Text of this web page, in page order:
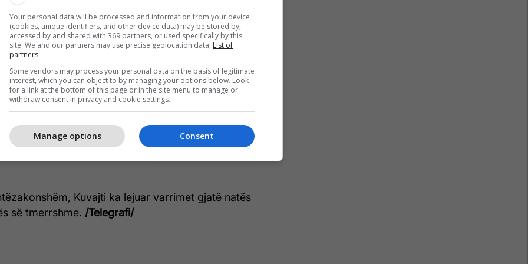
termometri u ngjit mbi 50 gradë Celsius në 19
që shumë njerëz e kanë frikë se është vetëm
të dhënat shkencore tregojnë një rënie të
nxitur stuhi të egra pluhuri që përfshijnë
të thatë.
rritet, rreziku i sëmundjeve që lidhen me
nga nxehtësia dhe problemet me zemrën, rritet
Kuvajti ka lejuar varrimet gjatë natës
së tmerrshme. /Telegrafi/
Your personal data will be processed and information from your device
(cookies, unique identifiers, and other device data) may be stored by,
accessed by and shared with 369 partners, or used specifically by this
site. We and our partners may use precise geolocation data. List of
partners.
Some vendors may process your personal data on the basis of legitimate
interest, which you can object to by managing your options below. Look
for a link at the bottom of this page or in the site menu to manage or
withdraw consent in privacy and cookie settings.
Consent
Manage options